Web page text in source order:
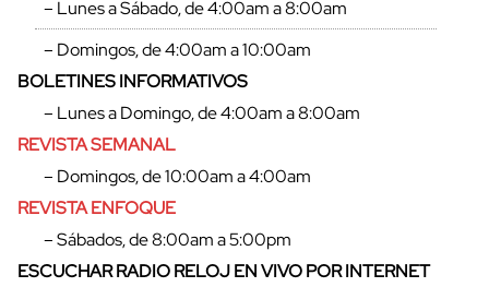
– Lunes a Sábado, de 4:00am a 8:00am
– Domingos, de 4:00am a 10:00am
BOLETINES INFORMATIVOS
– Lunes a Domingo, de 4:00am a 8:00am
REVISTA SEMANAL
– Domingos, de 10:00am a 4:00am
REVISTA ENFOQUE
– Sábados, de 8:00am a 5:00pm
ESCUCHAR RADIO RELOJ EN VIVO POR INTERNET